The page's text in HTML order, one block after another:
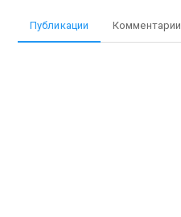
Публикации Комментарии